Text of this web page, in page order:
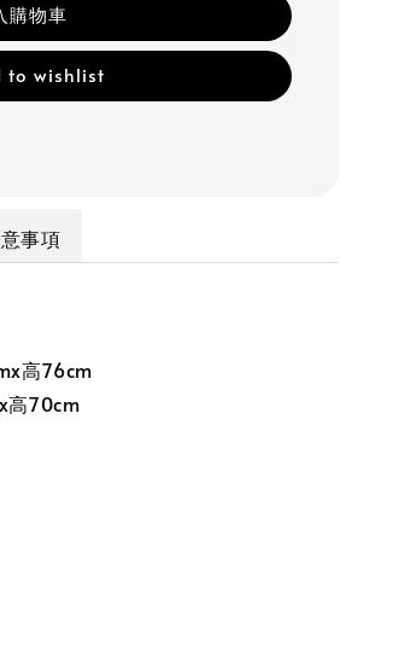
購物車
to wishlist
事項
高76cm
高70cm